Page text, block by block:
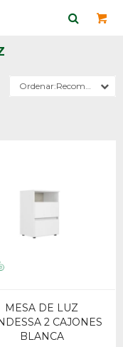
Recomendados
MESA DE LUZ
2 CAJONES
BLANCA